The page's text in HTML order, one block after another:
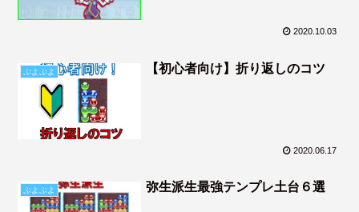
2020.10.03
ぷよぷよ 【初心者向け】折り返しのコツ
2020.06.17
ぷよぷよ 弥生派生最強テンプレ土台６選